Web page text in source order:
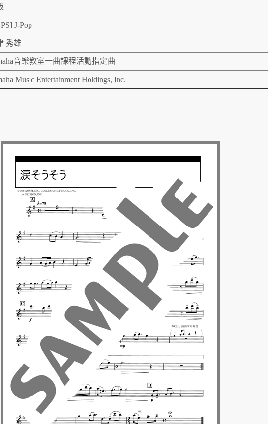
J-Pop
秀雄
音樂教室一曲課程活動指定曲
Music Entertainment Holdings, Inc.